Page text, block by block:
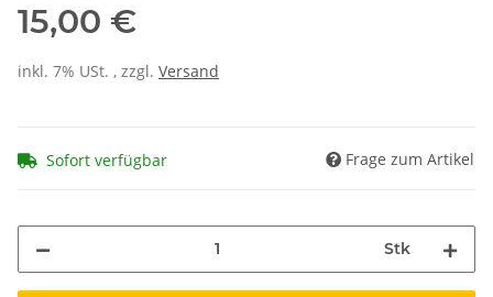
15,00 €
inkl. 7% USt. , zzgl. Versand
Sofort verfügbar Frage zum Artikel
Stk